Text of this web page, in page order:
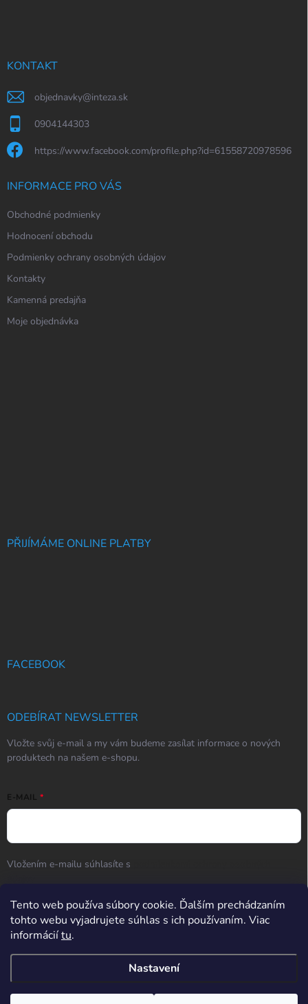
Tento web používa súbory cookie. Ďalším prechádzaním
tohto webu vyjadrujete súhlas s ich používaním. Viac
informáciítu.
Nastavení
Potřebujete poradit? Po-So od 9:00 do 17:00, Ne od
KONTAKT
objednavky@inteza.sk
0904144303
https://www.facebook.com/profile.php?id=61558720978596
INFORMACE PRO VÁS
Obchodné podmienky
Hodnocení obchodu
Podmienky ochrany osobných údajov
Kontakty
Kamenná predajňa
Moje objednávka
PŘIJÍMÁME ONLINE PLATBY
FACEBOOK
ODEBÍRAT NEWSLETTER
Vložte svůj e-mail a my vám budeme zasílat informace o nových
produktech na našem e-shopu.
E-MAIL
Vložením e-mailu súhlasíte s
Přihlásit se
Hodnotenie obchodu